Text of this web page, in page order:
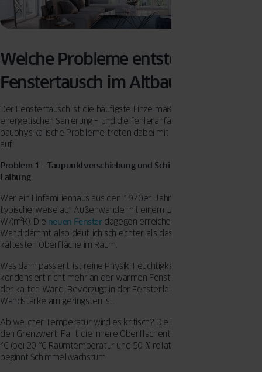
Welche Probleme entstehen beim
Fenstertausch im Altbau?
Der Fenstertausch ist die häufigste Einzelmaßnahme bei der
energetischen Sanierung – und die fehleranfälligste. Drei
bauphysikalische Probleme treten dabei mit schöner Regelmäßigkeit
auf.
Problem 1 – Taupunktverschiebung und Schimmelbildung an der
Laibung
Wer ein Einfamilienhaus aus den 1970er-Jahren saniert, trifft
typischerweise auf Außenwände mit einem U-Wert von 1,5-2,0
W/(m²K). Die neuen Fensterdagegen erreichen 0,7-0,9 W/(m²K). Die
Wand dämmt also deutlich schlechter als das Fenster – und wird zur
kältesten Oberfläche im Raum.
Was dann passiert, ist reine Physik: Feuchtigkeit aus der Raumluft
kondensiert nicht mehr an der warmen Fensterscheibe, sondern an
der kalten Wand. Bevorzugt in der Fensterlaibung, wo die
Wandstärke am geringsten ist.
Ab welcher Temperatur wird es kritisch? Die DIN 4108-2 definiert
den Grenzwert: Fällt die innere Oberflächentemperatur unter 12,6
°C (bei 20 °C Raumtemperatur und 50 % relativer Luftfeuchtigkeit),
beginnt Schimmelwachstum.